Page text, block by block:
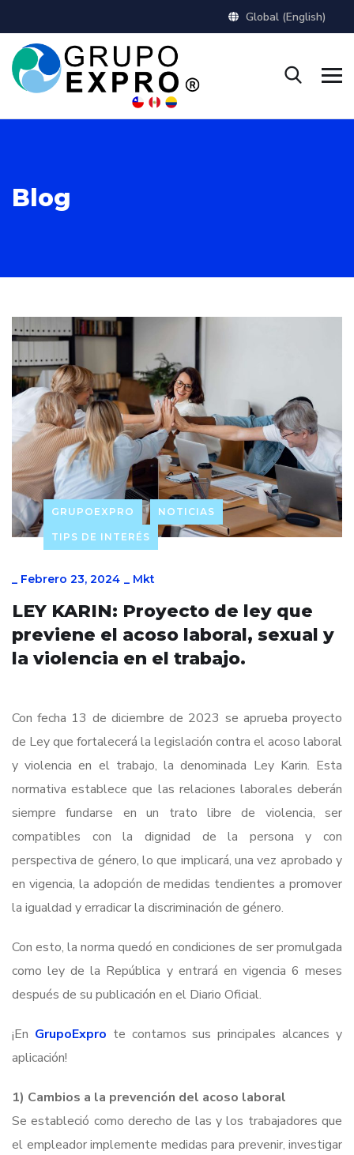
Global (English)
Blog
GRUPOEXPRO NOTICIAS
TIPS DE INTERÉS
_ Febrero 23, 2024 _ Mkt
LEY KARIN: Proyecto de ley que
previene el acoso laboral, sexual y
la violencia en el trabajo.
Con fecha 13 de diciembre de 2023 se aprueba proyecto
de Ley que fortalecerá la legislación contra el acoso laboral
y violencia en el trabajo, la denominada Ley Karin. Esta
normativa establece que las relaciones laborales deberán
siempre fundarse en un trato libre de violencia, ser
compatibles con la dignidad de la persona y con
perspectiva de género, lo que implicará, una vez aprobado y
en vigencia, la adopción de medidas tendientes a promover
la igualdad y erradicar la discriminación de género.
Con esto, la norma quedó en condiciones de ser promulgada
como ley de la República y entrará en vigencia 6 meses
después de su publicación en el Diario Oficial.
¡En GrupoExpro te contamos sus principales alcances y
aplicación!
1) Cambios a la prevención del acoso laboral
Se estableció como derecho de las y los trabajadores que
el empleador implemente medidas para prevenir, investigar